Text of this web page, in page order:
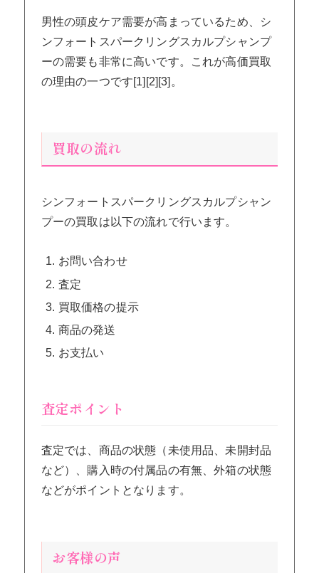
男性の頭皮ケア需要が高まっているため、シ
ンフォートスパークリングスカルプシャンプ
ーの需要も非常に高いです。これが高価買取
の理由の一つです[1][2][3]。
買取の流れ
シンフォートスパークリングスカルプシャン
プーの買取は以下の流れで行います。
お問い合わせ
査定
買取価格の提示
商品の発送
お支払い
査定ポイント
査定では、商品の状態（未使用品、未開封品
など）、購入時の付属品の有無、外箱の状態
などがポイントとなります。
お客様の声